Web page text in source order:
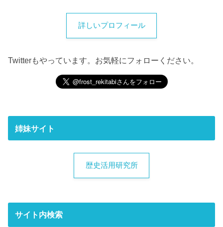
詳しいプロフィール
Twitterもやっています。お気軽にフォローください。
姉妹サイト
歴史活用研究所
サイト内検索